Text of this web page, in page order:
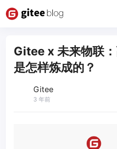
Gitee x 未来物联
是怎样炼成的？
Gitee
3 年前